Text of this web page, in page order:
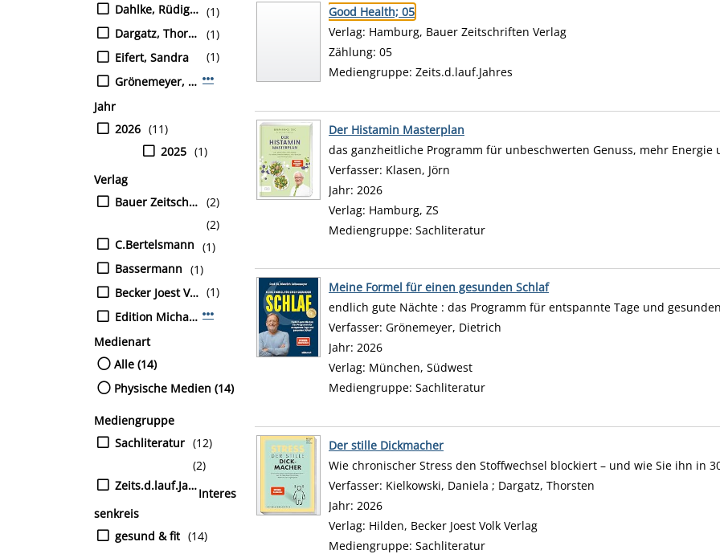
Dahlke, Rüdiger
Dargatz, Thorsten
(1)
Eifert, Sandra
(1)
Grönemeyer, Dietrich
(1)
Mehr Verfasser-Filter anzeigen
Jahr
2026 (11)
2025 (1)
Verlag
Bauer Zeitschriften Verlag
(2)
C.Bertelsmann
(2)
Bassermann
(1)
Becker Joest Volk Verlag
(1)
Edition Michael Fischer / EMF Verlag
(1)
Mehr Verlag-Filter anzeigen
Medienart
Alle (14)
Physische Medien (14)
Mediengruppe
Sachliteratur (12)
Zeits.d.lauf.Jahres
(2)
Interes
senkreis
gesund & fit (14)
Zu den Suchfiltern springen
Good Health; 05
Suche nach diesem Verfasser
Verlag: Hamburg, Bauer Zeitschriften Verlag
Zählung: 05
Mediengruppe: Zeits.d.lauf.Jahres
Der Histamin Masterplan
das ganzheitliche Programm für unbeschwerten Genuss, mehr Energie
Verfasser: Klasen, Jörn
Jahr: 2026
Verlag: Hamburg, ZS
Mediengruppe: Sachliteratur
Meine Formel für einen gesunden Schlaf
endlich gute Nächte : das Programm für entspannte Tage und
Verfasser: Grönemeyer, Dietrich
Jahr: 2026
Verlag: München, Südwest
Mediengruppe: Sachliteratur
Der stille Dickmacher
Wie chronischer Stress den Stoffwechsel blockiert – und wie Sie ihn in
Verfasser: Kielkowski, Daniela ; Dargatz, Thorsten
Jahr: 2026
Verlag: Hilden, Becker Joest Volk Verlag
Mediengruppe: Sachliteratur